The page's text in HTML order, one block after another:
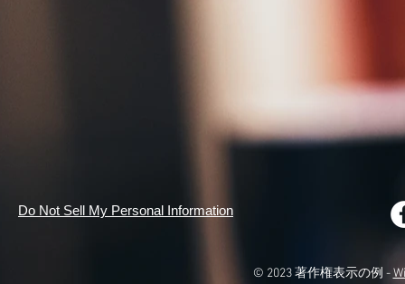
Do Not Sell My Personal Information
© 2023 著作権表示の例 -